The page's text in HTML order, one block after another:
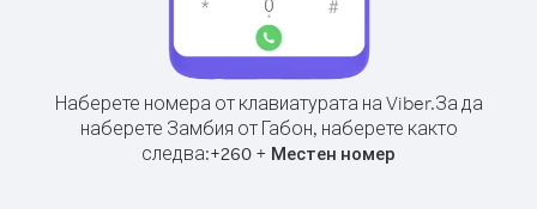
Наберете номера от клавиатурата на Viber.За да
наберете Замбия от Габон, наберете както
следва:+260 + Местен номер